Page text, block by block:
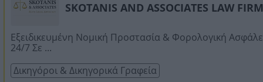
SKOTANIS AND ASSOCIATES LAW FIRM
Εξειδικευμένη Νομική Προστασία & Φορολογική
24/7 Σε ...
Δικηγόροι & Δικηγορικά Γραφεία